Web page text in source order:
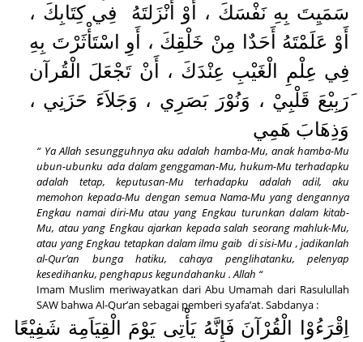
سَمَيِتَ بِهِ نَفْسَكَ ، أَوْ أَنْزَلتَهُ
فِي كِتَابِكَ ،
أَوْ عَلَمْتَهُ أَحَدٌا مِنْ خَلْقِكَ ، أَوِ اسْتَأْثَرْتَ بِهِ
فِي عِلْمِ الْغَيْبِ عِنْدَكَ ، أَنْ تَجْعَلَ الْقُرآن
َرَبِيْعَ قَلْبِيْ ، وَنُوْرَ بَصَرِي ، وَجَلاَءَ حَزَنِي ،
وَذِهَابَ هَمِي
“ Ya Allah sesungguhnya aku adalah hamba-Mu, anak hamba-Mu
ubun-ubunku ada dalam genggaman-Mu, hukum-Mu terhadapku
adalah tetap, keputusan-Mu terhadapku adalah adil, aku
memohon kepada-Mu dengan semua Nama-Mu yang dengannya
Engkau namai diri-Mu atau yang Engkau turunkan dalam kitab-
Mu, atau yang Engkau ajarkan kepada salah seorang mahluk-Mu,
atau yang Engkau tetapkan dalam ilmu gaib di sisi-Mu , jadikanlah
al-Qur’an bunga hatiku, cahaya penglihatanku, pelenyap
kesedihanku, penghapus kegundahanku . Allah “
Imam Muslim meriwayatkan dari Abu Umamah dari Rasulullah
SAW bahwa Al-Qur’an sebagai pemberi syafa’at. Sabdanya :
اِقْرَءُوْا الْقُرْآنَ فَإِنَّهُ يَأْتِى يَوْمَ الْقِيَاَمِة شَفِيْعًا